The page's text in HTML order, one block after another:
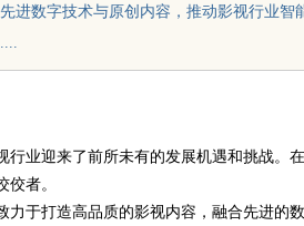
进数字技术与原创内容，推动影视行业
行业迎来了前所未有的发展机遇和挑战。
者。
力于打造高品质的影视内容，融合先进的
星图AI助力产业金融智能升级